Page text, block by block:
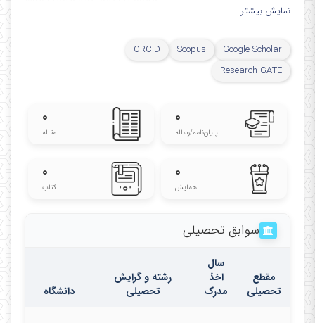
Application of nanomaterials in mitigation of alloys
Corrosion of non ferrous metals.
Workshops
SEM, XRD, Thin films, HSE, NDT (VT & PT),
storage tanks, MD simulation by NAMD, Polymeric
nanocomposites
Corrosion and Materials Protection (BSc)
Corrosion Lab (BSc)
Crystallography (BSc)
نمایش بیشتر
Google Scholar
Scopus
ORCID
Research GATE
۰
پایان‌نامه‌/رساله
۰
مقاله
۰
همایش
۰
کتاب
سوابق تحصیلی
مقطع
تحصیلی
سال
اخذ
مدرک
رشته و گرایش
تحصیلی
دانشگاه